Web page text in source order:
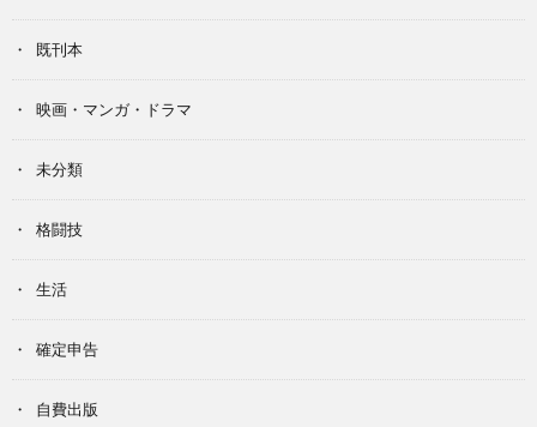
既刊本
映画・マンガ・ドラマ
未分類
格闘技
生活
確定申告
自費出版